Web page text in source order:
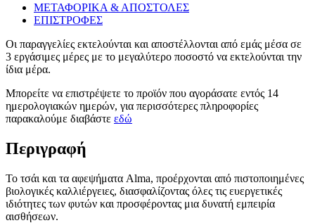
ΜΕΤΑΦΟΡΙΚΑ & ΑΠΟΣΤΟΛΕΣ
ΕΠΙΣΤΡΟΦΕΣ
Οι παραγγελίες εκτελούνται και αποστέλλονται από εμάς μέσα σε
3 εργάσιμες μέρες με το μεγαλύτερο ποσοστό να εκτελούνται την
ίδια μέρα.
Μπορείτε να επιστρέψετε το προϊόν που αγοράσατε εντός 14
ημερολογιακών ημερών, για περισσότερες πληροφορίες
παρακαλούμε διαβάστε εδώ
Περιγραφή
Το τσάι και τα αφεψήματα Alma, προέρχονται από πιστοποιημένες
βιολογικές καλλιέργειες, διασφαλίζοντας όλες τις ευεργετικές
ιδιότητες των φυτών και προσφέροντας μια δυνατή εμπειρία
αισθήσεων.